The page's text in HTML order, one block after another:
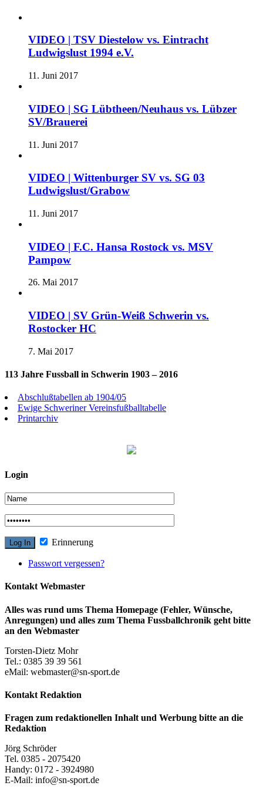
VIDEO | TSV Diestelow vs. Eintracht
Ludwigslust 1994 e.V.
11. Juni 2017
VIDEO | SG Lübtheen/Neuhaus vs. Lübzer
SV/Brauerei
11. Juni 2017
VIDEO | Wittenburger SV vs. SG 03
Ludwigslust/Grabow
11. Juni 2017
VIDEO | F.C. Hansa Rostock vs. MSV
Pampow
26. Mai 2017
VIDEO | SV Grün-Weiß Schwerin vs.
Rostocker HC
7. Mai 2017
113 Jahre Fussball in Schwerin 1903 – 2016
Abschlußtabellen ab 1904/05
Ewige Schweriner Vereinsfußballtabelle
Printarchiv
Login
Erinnerung
Passwort vergessen?
Kontakt Webmaster
Alles was rund ums Thema Homepage (Fehler, Wünsche,
Anregungen) und alles zum Thema Fussballchronik geht bitte
an den Webmaster
Torsten-Dietz Mohr
Tel.: 0385 39 39 561
eMail: webmaster@sn-sport.de
Kontakt Redaktion
Fragen zum redaktionellen Inhalt und Werbung bitte an die
Redaktion
Jörg Schröder
Tel. 0385 - 2075420
Handy: 0172 - 3924980
E-Mail: info@sn-sport.de